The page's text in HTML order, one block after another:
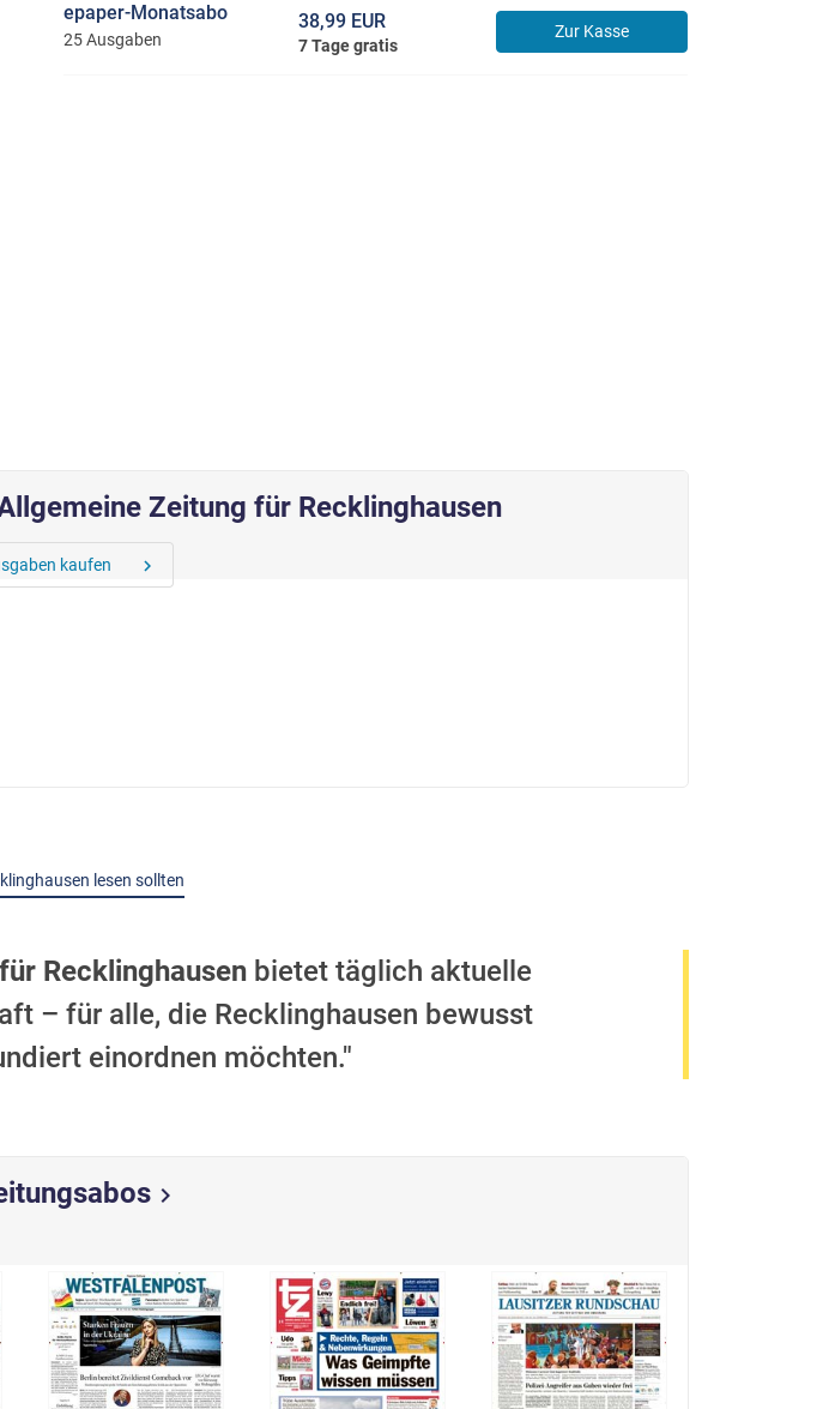
epaper-Monatsabo
25 Ausgaben Zur Kasse
38,99 EUR
7 Tage gratis
Zeitung für Recklinghausen
kaufen chevron_right
lesen sollten
Recklinghausen bietet täglich aktuelle
– für alle, die Recklinghausen bewusst
einordnen möchten."
chevron_right